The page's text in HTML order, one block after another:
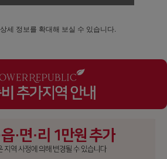
상세 정보를 확대해 보실 수 있습니다.